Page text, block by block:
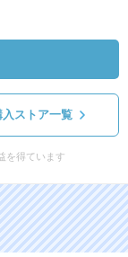
入ストア一覧
を得ています